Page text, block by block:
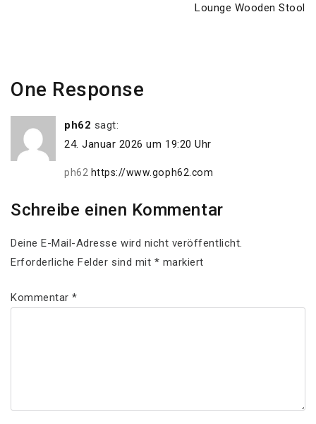
Next
Lounge Wooden Stool
One Response
ph62 sagt:
24. Januar 2026 um 19:20 Uhr
ph62 https://www.goph62.com
Schreibe einen Kommentar
Deine E-Mail-Adresse wird nicht veröffentlicht.
Erforderliche Felder sind mit * markiert
Kommentar*